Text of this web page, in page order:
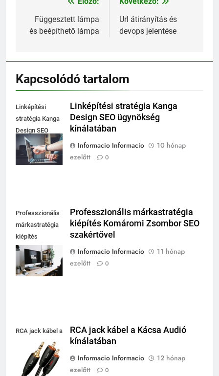
Bejegyzés
navigáció
Függesztett lámpa
és beépíthető lámpa
Url átirányítás és
devops jelentése
Kapcsolódó tartalom
Linképítési
stratégia Kanga
Design SEO
ügynökség
kínálatában
Linképítési stratégia Kanga
Design SEO ügynökség
kínálatában
Informacio Informacio
10 hónap
ezelőtt
0
Professzionális
márkastratégia
kiépítés
Komáromi
Zsombor SEO
szakértővel
Professzionális márkastratégia
kiépítés Komáromi Zsombor SEO
szakértővel
Informacio Informacio
11 hónap
ezelőtt
0
RCA jack kábel a
Kácsa Audió
kínálatában
RCA jack kábel a Kácsa Audió
kínálatában
Informacio Informacio
12 hónap
ezelőtt
0